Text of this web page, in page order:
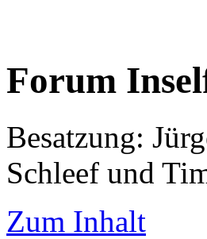
Forum
Besatzung:
Schleef und
Zum Inhalt